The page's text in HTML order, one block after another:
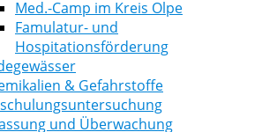
Med.-Camp im Kreis Olpe
Famulatur- und
Hospitationsförderung
& Gefahrstoffe
und Überwachung